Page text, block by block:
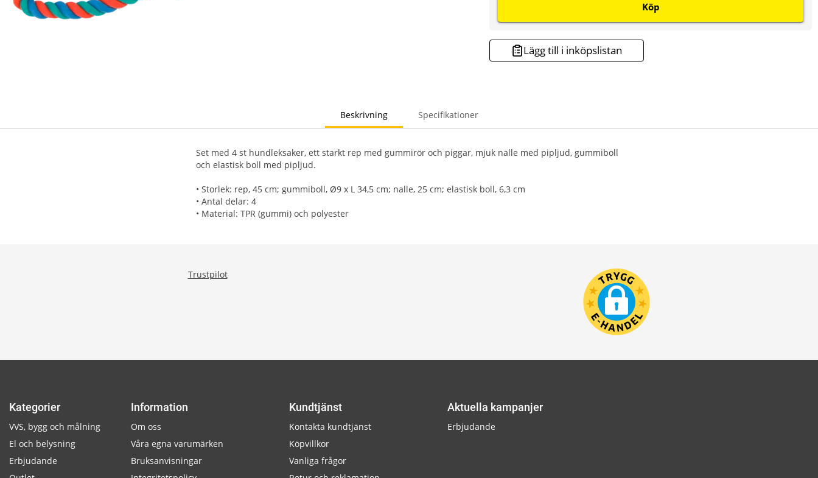
Köp
Lägg till i inköpslistan
Beskrivning Specifikationer
Set med 4 st hundleksaker, ett starkt rep med gummirör och piggar, mjuk nalle med pipljud, gummiboll
och elastisk boll med pipljud.
• Storlek: rep, 45 cm; gummiboll, Ø9 x L 34,5 cm; nalle, 25 cm; elastisk boll, 6,3 cm
• Antal delar: 4
• Material: TPR (gummi) och polyester
Trustpilot
Kategorier
VVS, bygg och målning
El och belysning
Erbjudande
Information
Om oss
Våra egna varumärken
Bruksanvisningar
Kundtjänst
Kontakta kundtjänst
Köpvillkor
Vanliga frågor
Aktuella kampanjer
Erbjudande